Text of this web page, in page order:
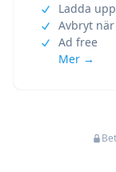
Ladda
Avbryt
Ad free
Mer →